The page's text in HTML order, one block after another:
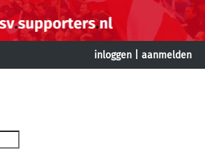
inloggen aanmelden